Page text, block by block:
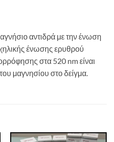
αντιδρά με την ένωση
ένωσης ερυθρού
στα 520 nm είναι
μαγνησίου στο δείγμα.